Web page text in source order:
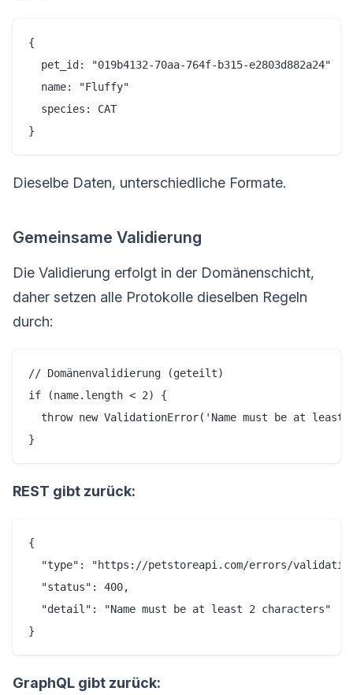
{
  pet_id: "019b4132-70aa-764f-b315-e2803d882a24"
  name: "Fluffy"
  species: CAT
Dieselbe Daten, unterschiedliche Formate.
Gemeinsame Validierung
Die Validierung erfolgt in der Domänenschicht,
daher setzen alle Protokolle dieselben Regeln
durch:
// Domänenvalidierung (geteilt)
if (name.length < 2) {
throw new ValidationError('Name must be at least
REST gibt zurück:
{
"type": "https://petstoreapi.com/errors/
  "status": 400,
  "detail": "Name must be at least 2 characters"
GraphQL gibt zurück: